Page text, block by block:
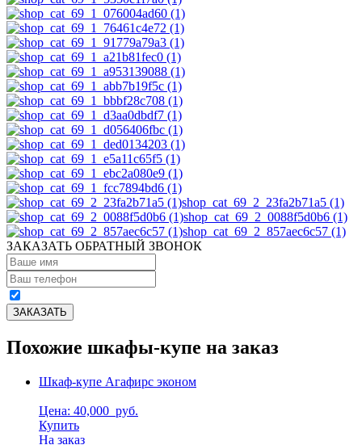
shop_cat_69_2_23fa2b71a5 (1)
shop_cat_69_2_0088f5d0b6 (1)
shop_cat_69_2_857aec6c57 (1)
ЗАКАЗАТЬ ОБРАТНЫЙ ЗВОНОК
Похожие шкафы-купе на заказ
Шкаф-купе Агафирс эконом
Цена: 40,000 руб.
Купить
На заказ